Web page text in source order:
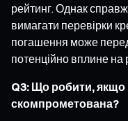
рейтинг. Однак
вимагати перевірки
погашення може
потенційно вплине на
Q3: Що робити, якщо
скомпрометована?